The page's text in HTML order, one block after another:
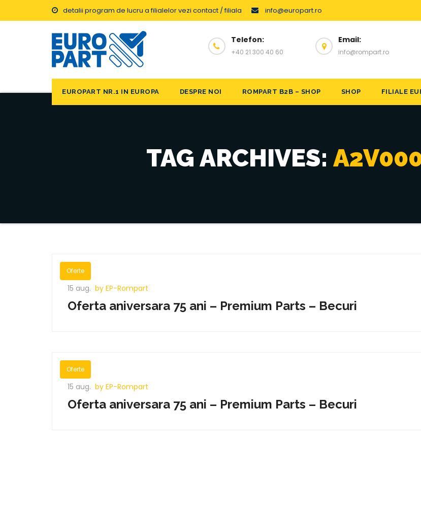
detalii program de lucru a filialelor vezi contact / filiala info@europart.ro
Telefon:
+40 21 300 40 60
Email:
info@rompart.ro
EUROPART NR.1 IN EUROPA DESPRE NOI ROMPART B2B – SHOP SHOP FILIALE
TAG ARCHIVES:
Oferte
15 aug. by EP-Rompart
Oferta aniversara 75 ani – Premium Parts – Becuri
Oferte
15 aug. by EP-Rompart
Oferta aniversara 75 ani – Premium Parts – Becuri